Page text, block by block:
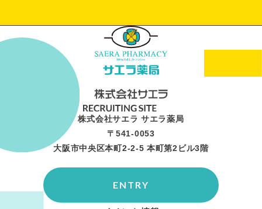
株式会社サエラ サエラ薬局
〒541-0053
大阪市中央区本町2-2-5 本町第2ビル3階
ENTRY